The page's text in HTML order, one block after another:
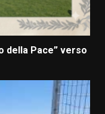
della Pace” verso